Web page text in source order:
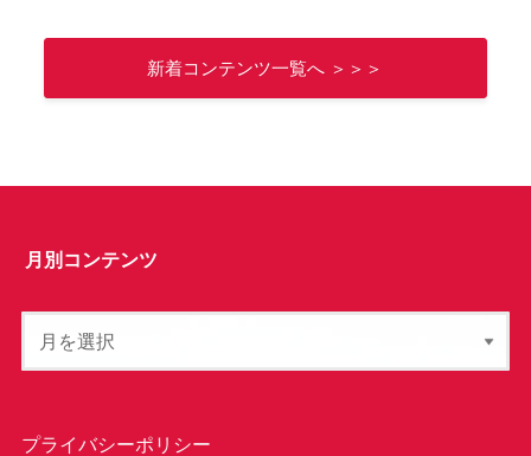
新着コンテンツ一覧へ ＞＞＞
月別コンテンツ
プライバシーポリシー